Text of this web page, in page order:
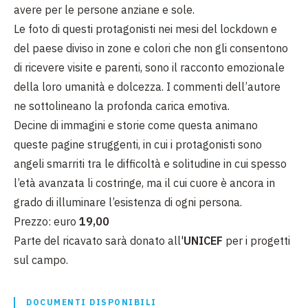
avere per le persone anziane e sole.
Le foto di questi protagonisti nei mesi del lockdown e
del paese diviso in zone e colori che non gli consentono
di ricevere visite e parenti, sono il racconto emozionale
della loro umanità e dolcezza. I commenti dell’autore
ne sottolineano la profonda carica emotiva.
Decine di immagini e storie come questa animano
queste pagine struggenti, in cui i protagonisti sono
angeli smarriti tra le difficoltà e solitudine in cui spesso
l’età avanzata li costringe, ma il cui cuore è ancora in
grado di illuminare l’esistenza di ogni persona.
Prezzo: euro 19,00
Parte del ricavato sarà donato all'UNICEF per i progetti
sul campo.
DOCUMENTI DISPONIBILI